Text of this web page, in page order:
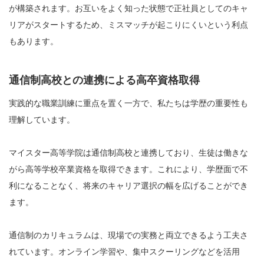
が構築されます。お互いをよく知った状態で正社員としてのキャ
リアがスタートするため、ミスマッチが起こりにくいという利点
もあります。
通信制高校との連携による高卒資格取得
実践的な職業訓練に重点を置く一方で、私たちは学歴の重要性も
理解しています。
マイスター高等学院は通信制高校と連携しており、生徒は働きな
がら高等学校卒業資格を取得できます。これにより、学歴面で不
利になることなく、将来のキャリア選択の幅を広げることができ
ます。
通信制のカリキュラムは、現場での実務と両立できるよう工夫さ
れています。オンライン学習や、集中スクーリングなどを活用